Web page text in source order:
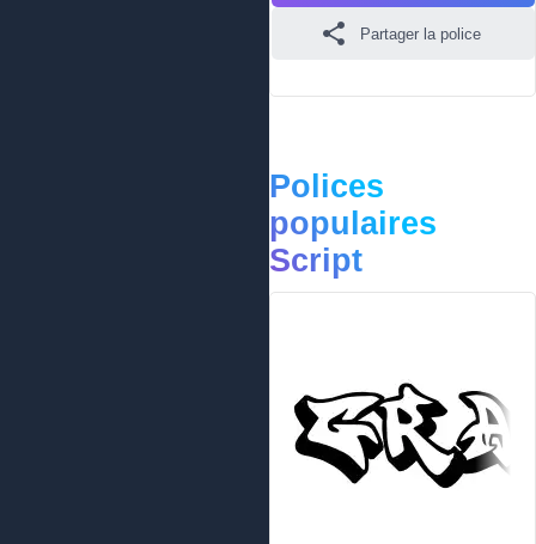
Partager la police
Polices
populaires
Script